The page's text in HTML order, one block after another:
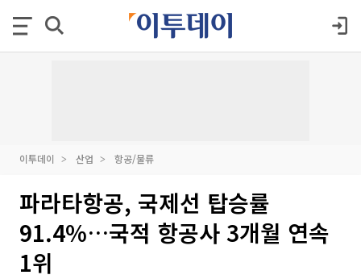
이투데이 산업 항공/물류
파라타항공, 국제선 탑승률
91.4%…국적 항공사 3개월 연속
1위